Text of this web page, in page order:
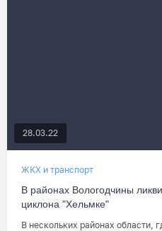
28.03.22
ЖКХ и транспорт
⁣В районах Вологодчины
циклона "Хельмке"
В нескольких районах области,